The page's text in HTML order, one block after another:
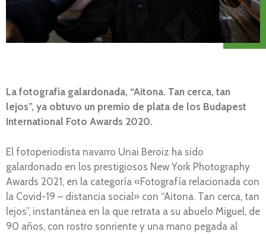
La fotografía galardonada, “Aitona. Tan cerca, tan
lejos”, ya obtuvo un premio de plata de los Budapest
International Foto Awards 2020.
El fotoperiodista navarro Unai Beroiz ha sido
galardonado en los prestigiosos New York Photography
Awards 2021, en la categoría «Fotografía relacionada con
la Covid-19 – distancia social» con “Aitona. Tan cerca, tan
lejos”, instantánea en la que retrata a su abuelo Miguel, de
90 años, con rostro sonriente y una mano pegada al